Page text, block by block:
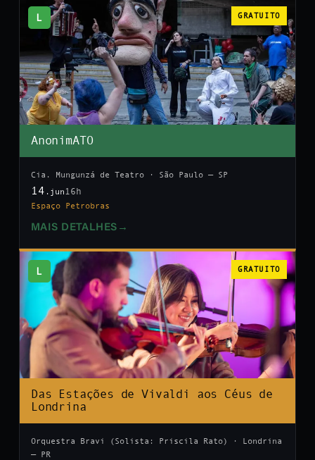
L GRATUITO
AnonimATO
Cia. Mungunzá de Teatro · São Paulo — SP
14 .jun 16h
Espaço Petrobras
MAIS DETALHES →
L GRATUITO
Das Estações de Vivaldi aos Céus de
Londrina
Orquestra Bravi (Solista: Priscila Rato) · Londrina
— PR